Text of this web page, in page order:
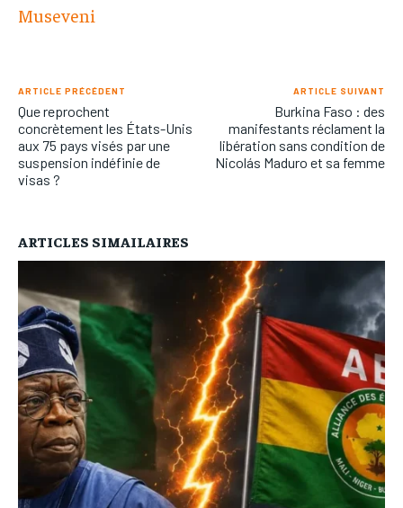
Museveni
ARTICLE PRÉCÉDENT
Que reprochent
concrètement les États-Unis
aux 75 pays visés par une
suspension indéfinie de
visas ?
ARTICLE SUIVANT
Burkina Faso : des
manifestants réclament la
libération sans condition de
Nicolás Maduro et sa femme
ARTICLES SIMAILAIRES